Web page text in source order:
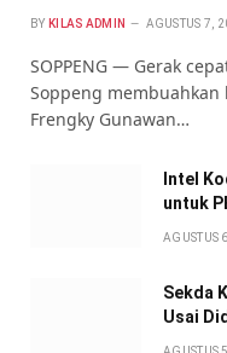
BY KILAS ADMIN AGUSTUS 7,
SOPPENG — Gerak
Soppeng
Frengky Gunawan…
Intel
untuk
AGUSTUS
Sekda
Usai